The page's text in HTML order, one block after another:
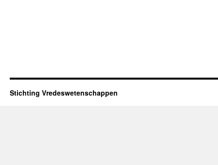
Stichting Vredeswetenschappen